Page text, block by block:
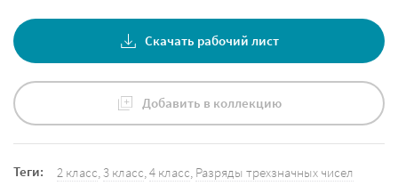
Скачать рабочий лист
Добавить в коллекцию
Теги: 2 класс 3 класс 4 класс Разряды трехзначных чисел